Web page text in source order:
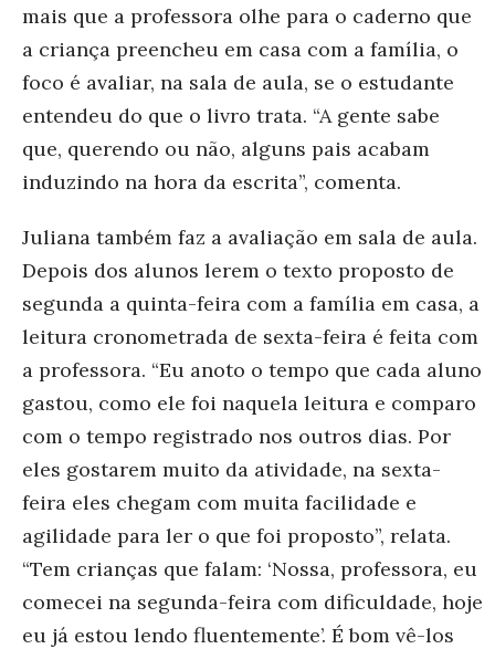
mais que a professora olhe para o caderno que
a criança preencheu em casa com a família, o
foco é avaliar, na sala de aula, se o estudante
entendeu do que o livro trata. “A gente sabe
que, querendo ou não, alguns pais acabam
induzindo na hora da escrita”, comenta.
Juliana também faz a avaliação em sala de aula.
Depois dos alunos lerem o texto proposto de
segunda a quinta-feira com a família em casa, a
leitura cronometrada de sexta-feira é feita com
a professora. “Eu anoto o tempo que cada aluno
gastou, como ele foi naquela leitura e comparo
com o tempo registrado nos outros dias. Por
eles gostarem muito da atividade, na sexta-
feira eles chegam com muita facilidade e
agilidade para ler o que foi proposto”, relata.
“Tem crianças que falam: ‘Nossa, professora, eu
comecei na segunda-feira com dificuldade, hoje
eu já estou lendo fluentemente’. É bom vê-los